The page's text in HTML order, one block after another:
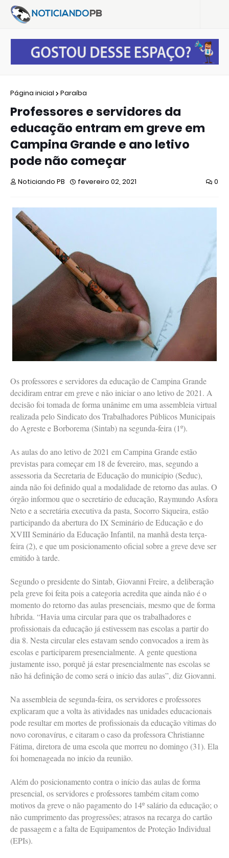
Página inicial Paraíba
Professores e servidores da
educação entram em greve em
Campina Grande e ano letivo
pode não começar
Noticiando PB fevereiro 02, 2021 0
Os professores e servidores da educação de Campina Grande
decidiram entrar em greve e não iniciar o ano letivo de 2021. A
decisão foi tomada de forma unânime em uma assembleia virtual
realizada pelo Sindicato dos Trabalhadores Públicos Municipais
do Agreste e Borborema (Sintab) na segunda-feira (1º).
As aulas do ano letivo de 2021 em Campina Grande estão
previstas para começar em 18 de fevereiro, mas, segundo a
assessoria da Secretaria de Educação do município (Seduc),
ainda não foi definido qual a modalidade de retorno das aulas. O
órgão informou que o secretário de educação, Raymundo Asfora
Neto e a secretária executiva da pasta, Socorro Siqueira, estão
participando da abertura do IX Seminário de Educação e do
XVIII Seminário da Educação Infantil, na manhã desta terça-
feira (2), e que um posicionamento oficial sobre a greve deve ser
emitido à tarde.
Segundo o presidente do Sintab, Giovanni Freire, a deliberação
pela greve foi feita pois a categoria acredita que ainda não é o
momento do retorno das aulas presenciais, mesmo que de forma
híbrida. “Havia uma circular para que os trabalhadores e
profissionais da educação já estivessem nas escolas a partir do
dia 8. Nesta circular eles estavam sendo convocados a irem às
escolas e participarem presencialmente. A gente questiona
justamente isso, porquê já estar presencialmente nas escolas se
não há definição de como será o início das aulas”, diz Giovanni.
Na assembleia de segunda-feira, os servidores e professores
explicaram que a volta às atividades nas unidades educacionais
pode resultar em mortes de profissionais da educação vítimas do
novo coronavírus, e citaram o caso da professora Christianne
Fátima, diretora de uma escola que morreu no domingo (31). Ela
foi homenageada no início da reunião.
Além do posicionamento contra o início das aulas de forma
presencial, os servidores e professores também citam como
motivos da greve o não pagamento do 14º salário da educação; o
não cumprimento das progressões; atrasos na recarga do cartão
de passagem e a falta de Equipamentos de Proteção Individual
(EPIs).